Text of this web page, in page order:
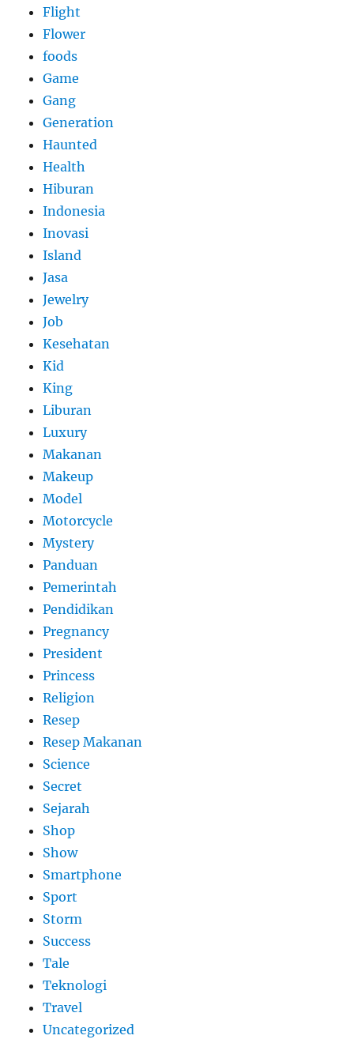
Flight
Flower
foods
Game
Gang
Generation
Haunted
Health
Hiburan
Indonesia
Inovasi
Island
Jasa
Jewelry
Job
Kesehatan
Kid
King
Liburan
Luxury
Makanan
Makeup
Model
Motorcycle
Mystery
Panduan
Pemerintah
Pendidikan
Pregnancy
President
Princess
Religion
Resep
Resep Makanan
Science
Secret
Sejarah
Shop
Show
Smartphone
Sport
Storm
Success
Tale
Teknologi
Travel
Uncategorized